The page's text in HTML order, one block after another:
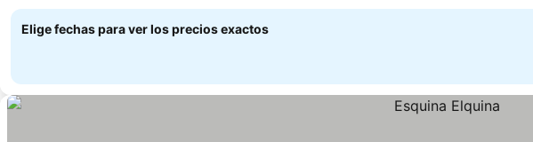
Elige fechas para ver los precios exactos